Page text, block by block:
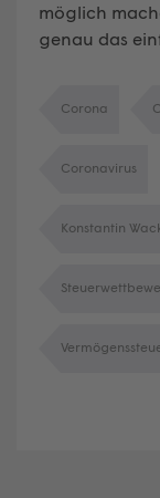
möglich
genau das
Corona
Coronavirus
Konstantin